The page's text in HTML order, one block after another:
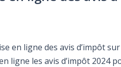
en ligne des avis d’impôt
ligne les avis d’impôt 2024